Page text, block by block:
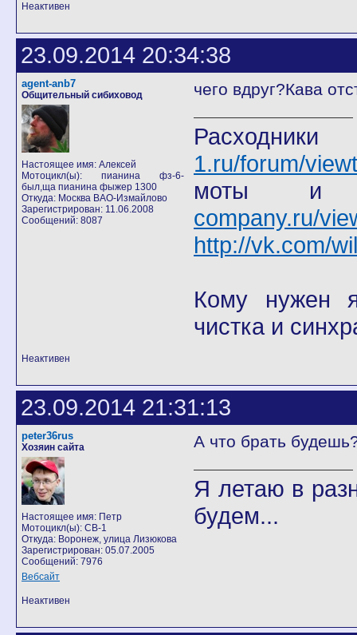
Неактивен
23.09.2014 20:34:38
agent-anb7
Общительный сибиховод
Настоящее имя: Алексей
Мотоцикл(ы): пианина фз-6-
был,ща пианина фыжер 1300
Откуда: Москва ВАО-Измайлово
Зарегистрирован: 11.06.2008
Сообщений: 8087
чего вдруг?Кава
1.ru/forum/
company.ru/
http://vk.com/
Кому нужен
чистка и
Неактивен
23.09.2014 21:31:13
peter36rus
Хозяин сайта
Настоящее имя: Петр
Мотоцикл(ы): CB-1
Откуда: Воронеж, улица Лизюкова
Зарегистрирован: 05.07.2005
Сообщений: 7976
Вебсайт
А что брать
Я летаю в
будем...
Неактивен